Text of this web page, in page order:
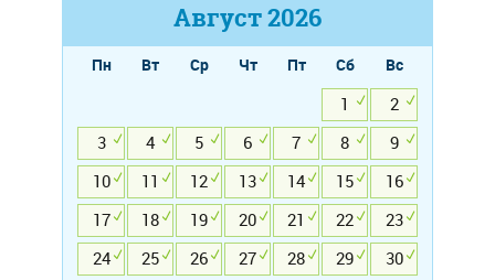
Август2026
Пн Вт Ср Чт Пт Сб
Вс
1
2
3
4 5 6 7 8
9
10
11 12 13 14 15
16
17
18 19 20 21 22
23
24
25 26 27 28 29
30